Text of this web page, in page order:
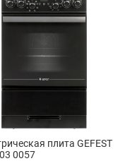
плита GEFEST
0057